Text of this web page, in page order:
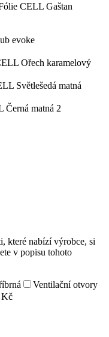
CELL Gaštan
evoke
Ořech karamelový
Světlešedá matná
Černá matná 2
které nabízí výrobce, si
v popisu tohoto
Ventilační otvory
Kč